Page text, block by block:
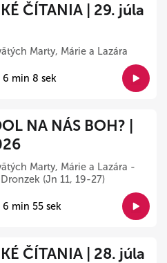
ČÍTANIA | 29. júla
Marty, Márie a Lazára
min 8 sek
NA NÁS BOH? |
Marty, Márie a Lazára -
(Jn 11, 19-27)
min 55 sek
ČÍTANIA | 28. júla